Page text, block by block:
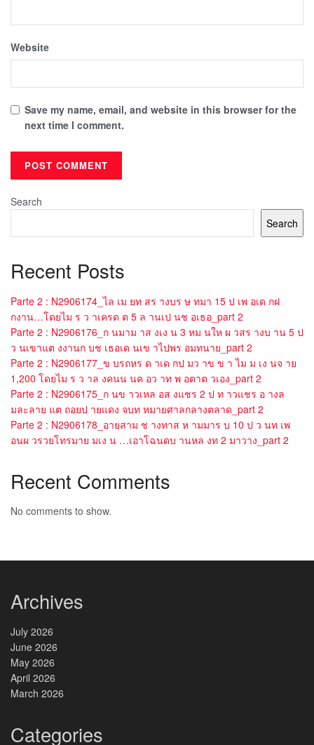
Website
Save my name, email, and website in this browser for the
next time I comment.
Search
Search
Recent Posts
Parte 2 : N2906174_ไล เม ยท สร างบร ษ ทมา 15 ป เพ อเด กฝ
กงาน…โดยไม ร ว าเครด ต 5 ล านเป นช อเธอ_part 2
Parte 2 : N2906176_ก นมาม าส งเง น 3 หม นให ผ วสร างบ าน 5 ป
ว นเขาแต งงานก บช เธอเด นเข าไปพร อมทนาย_part 2
Parte 2 : N2906177_ข บรถหร ด าเด กป มว าข ข า ไม ม เง นจ าย
1,200 โดยไม ร ว าล งคนน นค อว าท พ อตาต วเอง_part 2
Parte 2 : N2906175_ก นข าวเหล อส งแชร 2 ป ท าวแชร อ างล
มละลาย แต ถอยป ายแดง จบท หมายศาลกลางตลาด_part 2
Parte 2 : N2906178_อายสาม ช างทาส ห ามมาร บ 10 ป ว นท เพ
อนผ วรวยโทรมาย มเง น …เอาโฉนดบ านหล งท 2 มาวาง_part 2
Recent Comments
No comments to show.
Archives
July 2026
June 2026
May 2026
April 2026
March 2026
Categories